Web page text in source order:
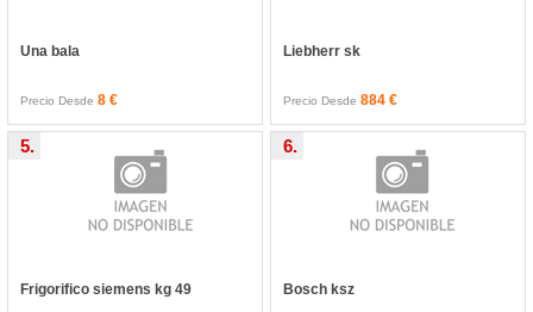
Una bala
Precio Desde8 €
Liebherr sk
Precio Desde 884 €
Frigorifico siemens kg 49
5.
Bosch ksz
6.